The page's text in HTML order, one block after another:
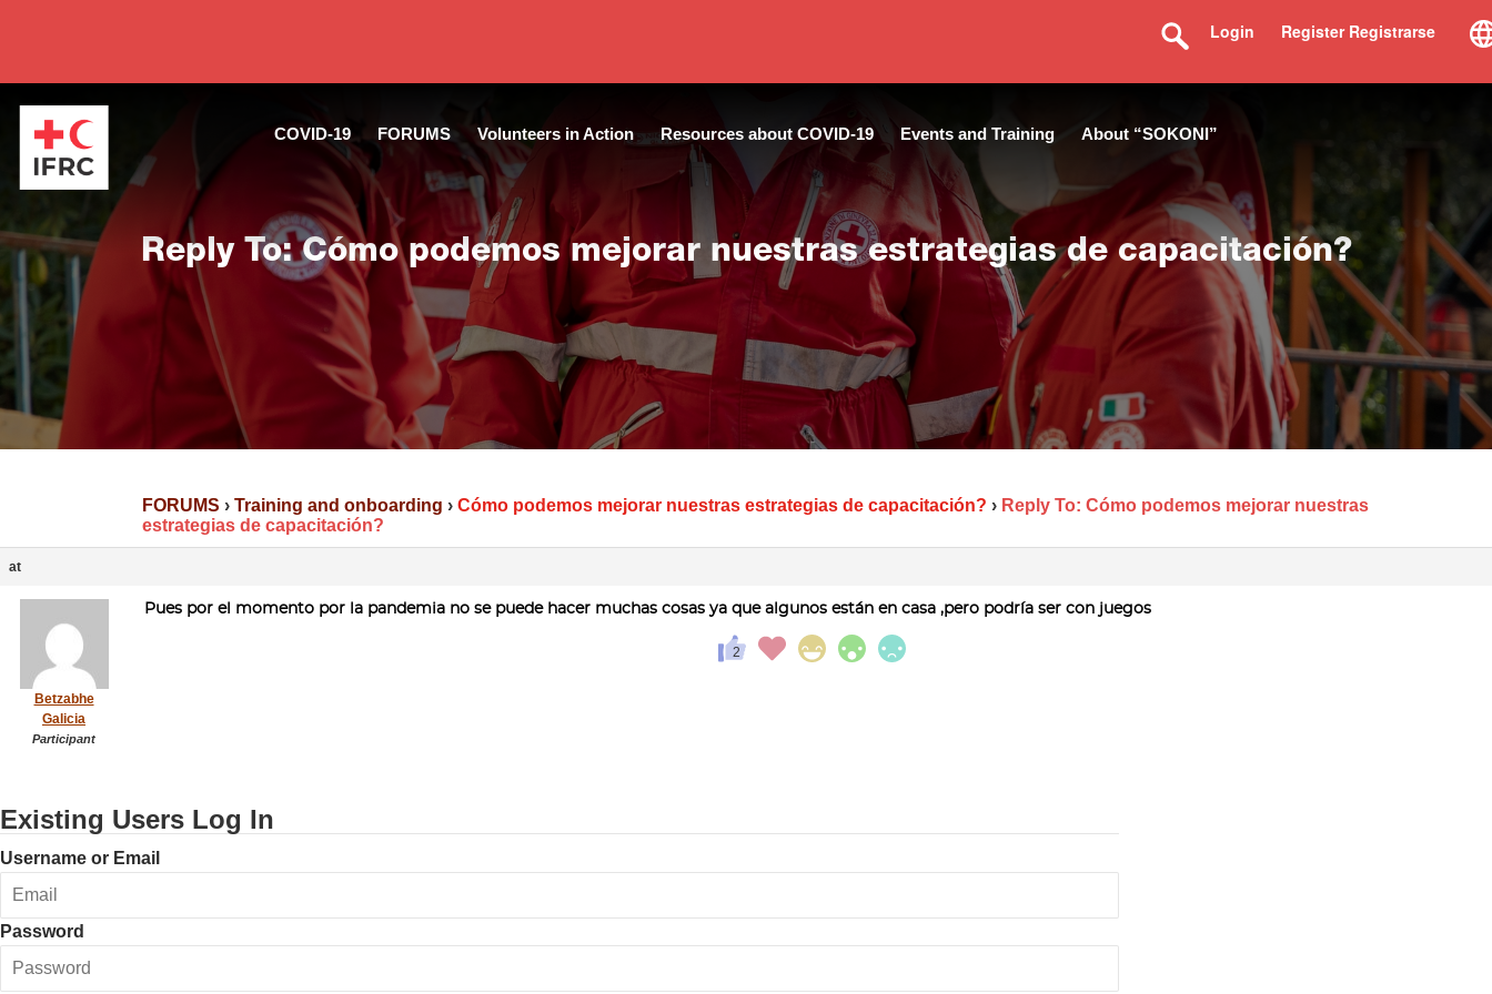
Register Registrarse
Login
COVID-19 FORUMS Volunteers in Action Resources about COVID-19 Events and Training About “SOKONI”
Reply To: Cómo podemos mejorar nuestras estrategias de capacitación?
FORUMS › Training and onboarding › Cómo podemos mejorar nuestras estrategias de capacitación? › Reply To: Cómo podemos mejorar nuestras
estrategias de capacitación?
at
Betzabhe
Galicia
Participant
Pues por el momento por la pandemia no se puede hacer muchas cosas ya que algunos están en casa ,pero podría ser con juegos
Existing Users Log In
Username or Email
Password